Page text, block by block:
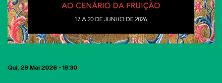
Qui, 28 Mai 2026 - 18:30